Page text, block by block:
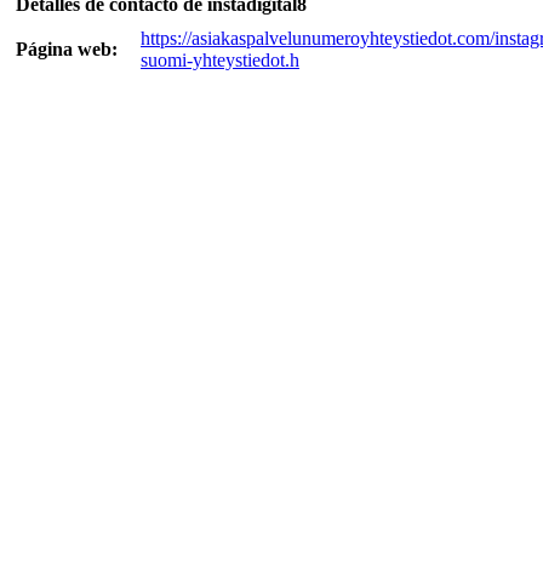
Detalles de contacto de instadigital8
Página web:
https://asiakaspalvelunumeroyhteystiedot.com/
suomi-yhteystiedot.h